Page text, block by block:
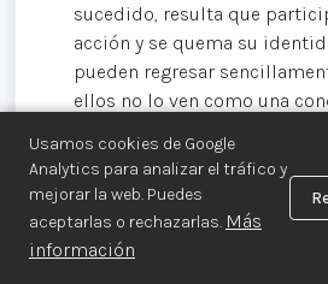
Usamos cookies de Google
Analytics para analizar el tráfico y
mejorar la web. Puedes
aceptarlas o rechazarlas. Más
información
sucedido, resulta que
acción y se quema su
pueden regresar
ellos no lo ven como una
participación revolucionaria.
Una parte de los
los sesentas o setentas